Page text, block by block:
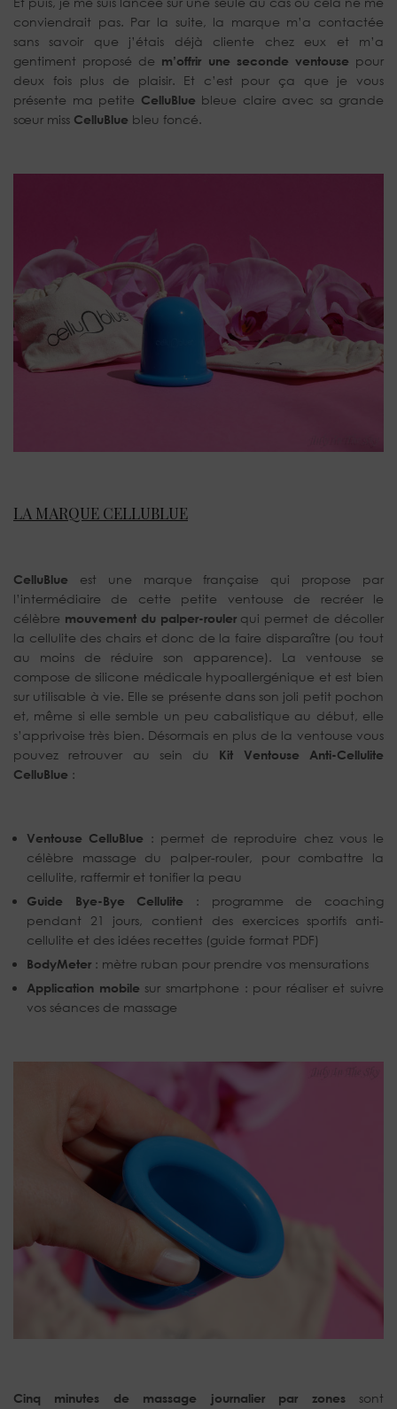
conviendrait pas. Par la suite, la marque m’a contactée
sans savoir que j’étais déjà cliente chez eux et m’a
gentiment proposé de m’offrir une seconde ventouse pour
deux fois plus de plaisir. Et c’est pour ça que je vous
présente ma petite CelluBlue bleue claire avec sa grande
sœur miss CelluBlue bleu foncé.
LA MARQUE CELLUBLUE
CelluBlue est une marque française qui propose par
l’intermédiaire de cette petite ventouse de recréer le
célèbre mouvement du palper-roulerqui permet de décoller
la cellulite des chairs et donc de la faire disparaître (ou tout
au moins de réduire son apparence). La ventouse se
compose de silicone médicale hypoallergénique et est bien
sur utilisable à vie. Elle se présente dans son joli petit pochon
et, même si elle semble un peu cabalistique au début, elle
s’apprivoise très bien. Désormais en plus de la ventouse vous
pouvez retrouver au sein du Kit Ventouse Anti-Cellulite
CelluBlue :
Ventouse CelluBlue : permet de reproduire chez vous le
célèbre massage du palper-rouler, pour combattre la
cellulite, raffermir et tonifier la peau
Guide Bye-Bye Cellulite : programme de coaching
pendant 21 jours, contient des exercices sportifs anti-
cellulite et des idées recettes (guide format PDF)
BodyMeter : mètre ruban pour prendre vos mensurations
Application mobile sur smartphone : pour réaliser et suivre
vos séances de massage
Cinq minutes de massage journalier par zonessont